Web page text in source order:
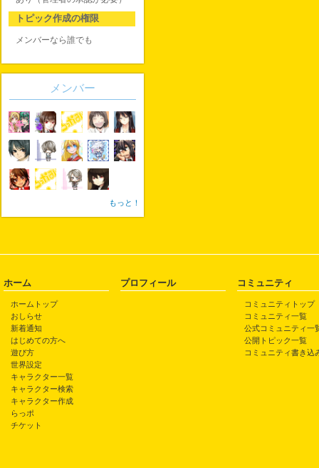
トピック作成の権限
メンバーなら誰でも
メンバー
もっと！
ホーム
ホームトップ
おしらせ
新着通知
はじめての方へ
遊び方
世界設定
キャラクター一覧
キャラクター検索
キャラクター作成
らっポ
チケット
プロフィール コミュニティ
コミュニティトップ
コミュニティ一覧
公式コミュニティ一
公開トピック一覧
コミュニティ書き込